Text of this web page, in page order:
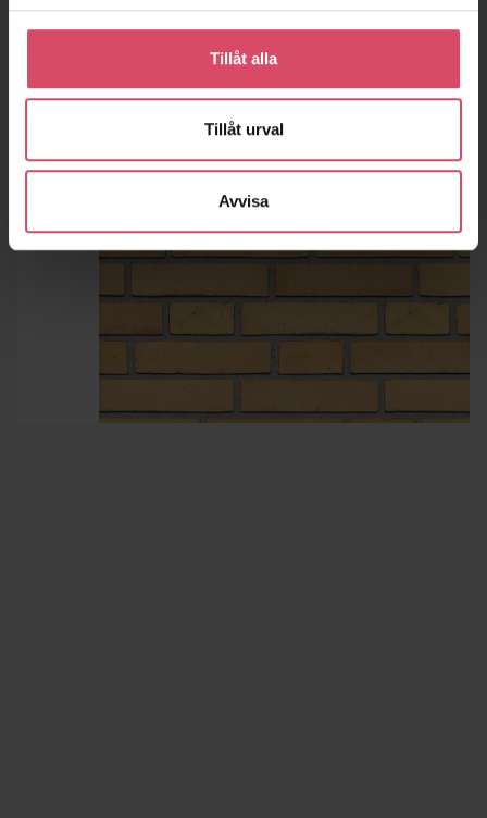
Tillåt alla
Tillåt urval
Avvisa